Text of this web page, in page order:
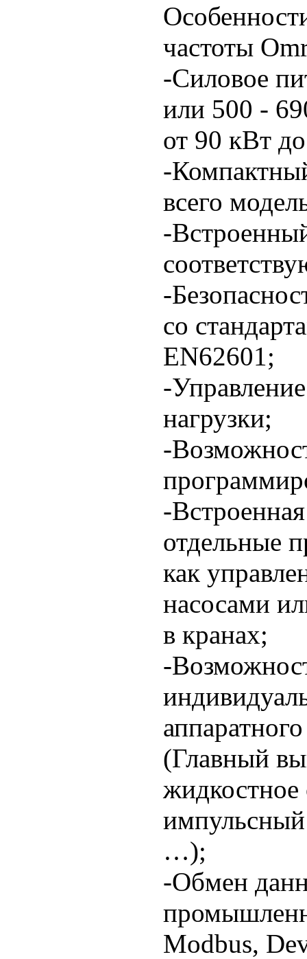
частоты
-Силовое
или 500 -
от 90 кВт
-
всего
-
-
со
EN62601;
-
нагрузки;
-
-
отдельные
как
насосами
в кранах;
-
(Главный
…);
-Обмен
Modbus,